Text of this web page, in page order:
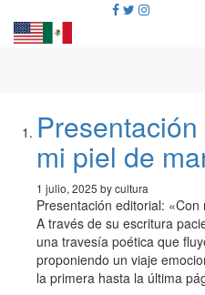
mi piel de
1 julio, 2025 by cultura
Presentación editorial: «Con
A través de su escritura
una travesía poética que
proponiendo un viaje
la primera hasta la última